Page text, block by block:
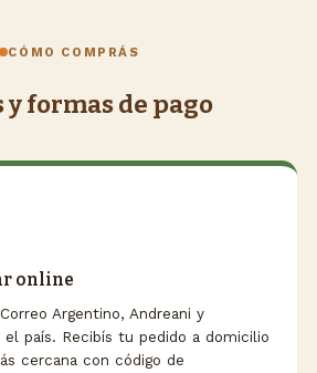
CÓMO COMPRÁS
y formas de pago
online
Argentino, Andreani y
país. Recibís tu pedido a domicilio
cercana con código de